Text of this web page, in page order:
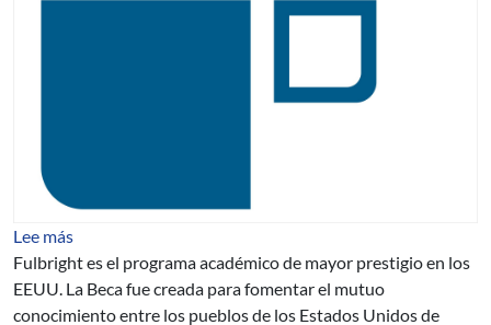
Lee más
Fulbright es el programa académico de mayor prestigio en los
EEUU. La Beca fue creada para fomentar el mutuo
conocimiento entre los pueblos de los Estados Unidos de